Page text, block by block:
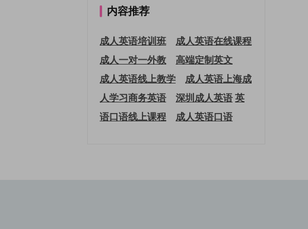
内容推荐
成人英语培训班
成人英语在线课程
成人一对一外教
高端定制英文
成人英语线上教学
成人英语上海成
人学习商务英语
深圳成人英语英
语口语线上课程
成人英语口语